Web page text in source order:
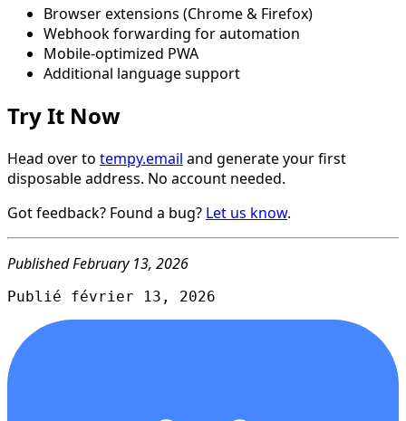
Browser extensions (Chrome & Firefox)
Webhook forwarding for automation
Mobile-optimized PWA
Additional language support
Try It Now
Head over to tempy.email and generate your first
disposable address. No account needed.
Got feedback? Found a bug? Let us know.
Published February 13, 2026
Publié février 13, 2026